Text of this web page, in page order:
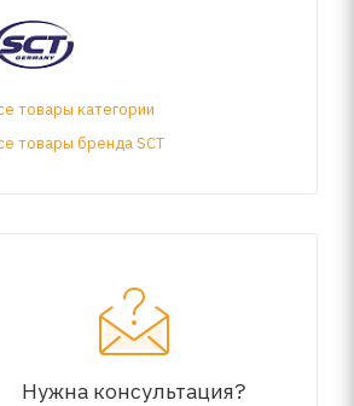
товары категории
товары бренда SCT
Нужна консультация?